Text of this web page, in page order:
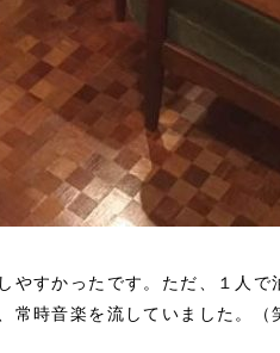
やすかったです。ただ、１人
常時音楽を流していました。（